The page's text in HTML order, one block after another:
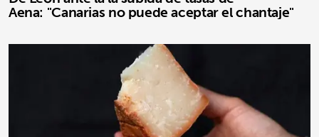
Aena: "Canarias no puede aceptar el chantaje"